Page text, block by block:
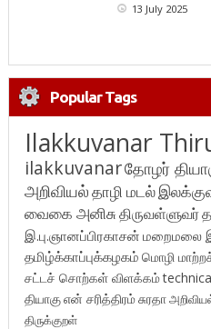
13 July 2025
Popular Tags
Ilakkuvanar
ilakkuvanarதோழர்
அறிவியல்தாழி மடல்
வைகை அனிசுதிருவள்ளுவர்
இ.பு.ஞானப்பிரகாசன் மறைமலை
தமிழ்க்காப்புக்கழகம் மொழி
சட்டச் சொற்கள் விளக்கம்
தியாகுஎன் சரித்திரம்சுரதா
திருக்குறள்